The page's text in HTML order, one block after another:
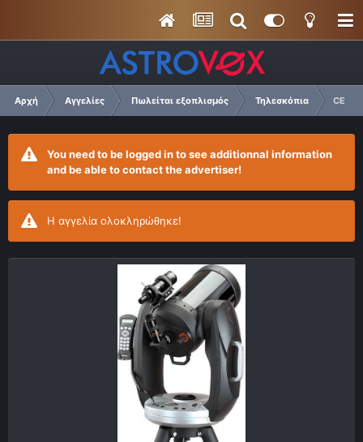
Αρχή Αγγελίες Πωλείται εξοπλισμός Τηλεσκόπια
You need to be logged in to see additionnal information
and be able to contact the advertiser!
Η αγγελία ολοκληρώθηκε!